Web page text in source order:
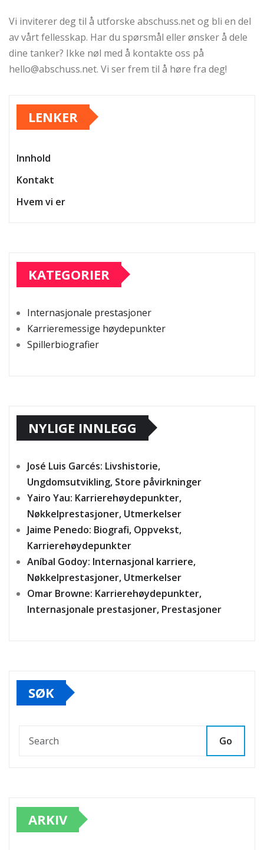
Vi inviterer deg til å utforske abschuss.net og bli en del
av vårt fellesskap. Har du spørsmål eller ønsker å dele
dine tanker? Ikke nøl med å kontakte oss på
hello@abschuss.net. Vi ser frem til å høre fra deg!
LENKER
Innhold
Kontakt
Hvem vi er
KATEGORIER
Internasjonale prestasjoner
Karrieremessige høydepunkter
Spillerbiografier
NYLIGE INNLEGG
José Luis Garcés: Livshistorie,
Ungdomsutvikling, Store påvirkninger
Yairo Yau: Karrierehøydepunkter,
Nøkkelprestasjoner, Utmerkelser
Jaime Penedo: Biografi, Oppvekst,
Karrierehøydepunkter
Aníbal Godoy: Internasjonal karriere,
Nøkkelprestasjoner, Utmerkelser
Omar Browne: Karrierehøydepunkter,
Internasjonale prestasjoner, Prestasjoner
SØK
Go
ARKIV